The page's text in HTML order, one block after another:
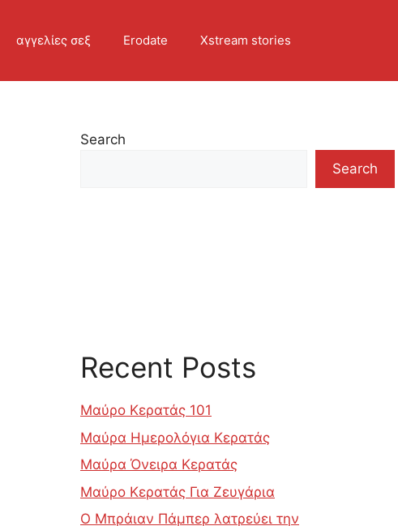
αγγελίες σεξ Erodate Xstream stories
Search
Search
Recent Posts
Μαύρο Κερατάς 101
Μαύρα Ημερολόγια Κερατάς
Μαύρα Όνειρα Κερατάς
Μαύρο Κερατάς Για Ζευγάρια
Ο Μπράιαν Πάμπερ λατρεύει την